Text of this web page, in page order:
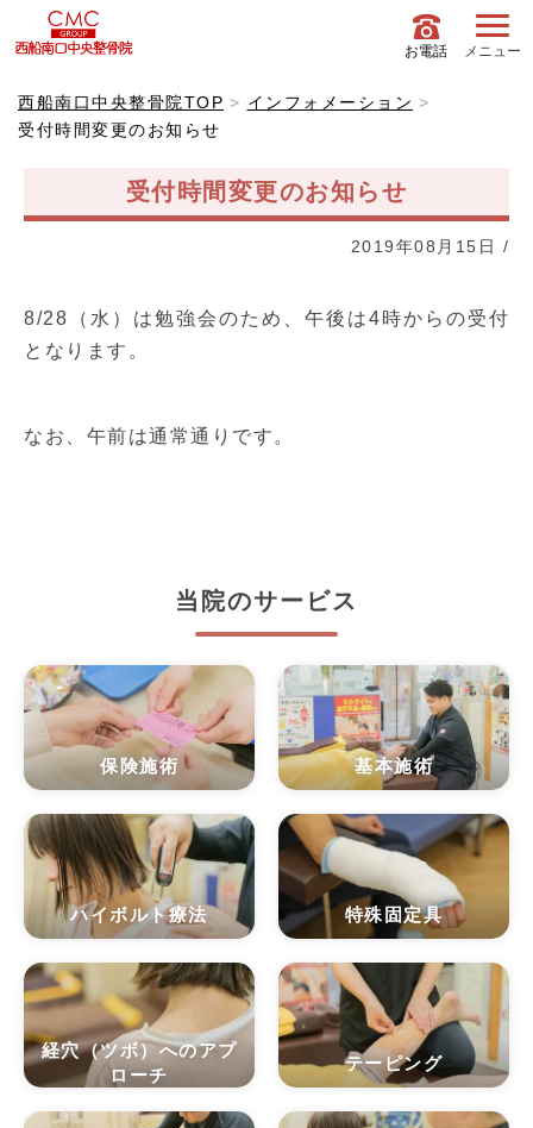
お電話 メニュー
西船南口中央整骨院TOP
インフォメーション
受付時間変更のお知らせ
受付時間変更のお知らせ
2019年08月15日 /
8/28（水）は勉強会のため、午後は4時からの受付
となります。
なお、午前は通常通りです。
当院のサービス
保険施術 基本施術
ハイボルト療法 特殊固定具
経穴（ツボ）へのアプ
ローチ
テーピング